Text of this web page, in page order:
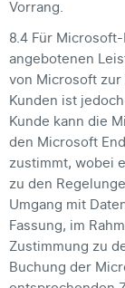
Vorrang.
8.4 Für
angebotenen
von Microsoft
Kunden ist
Kunde kann die
den Microsoft
zustimmt, wobei
zu den
Umgang mit
Fassung, im
Zustimmung zu
Buchung der